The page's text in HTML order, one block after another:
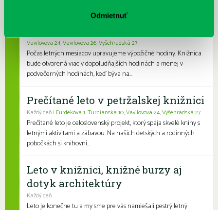
Odmietnuť
Vavilovova 24,Vavilovova 26,Vyšehradská 27
Počas letných mesiacov upravujeme výpožičné hodiny. Knižnica
bude otvorená viac v dopoludňajších hodinách a menej v
podvečerných hodinách, keď býva na...
Prečítané leto v petržalskej knižnici
Každý deň | Furdekova 1,Turnianska 10,Vavilovova 24,Vyšehradská 27
Prečítané leto je celoslovenský projekt, ktorý spája skvelé knihy s
letnými aktivitami a zábavou. Na našich detských a rodinných
pobočkách si knihovní...
Leto v knižnici, knižné burzy aj
dotyk architektúry
Každý deň
Leto je konečne tu a my sme pre vás namiešali pestrý letný